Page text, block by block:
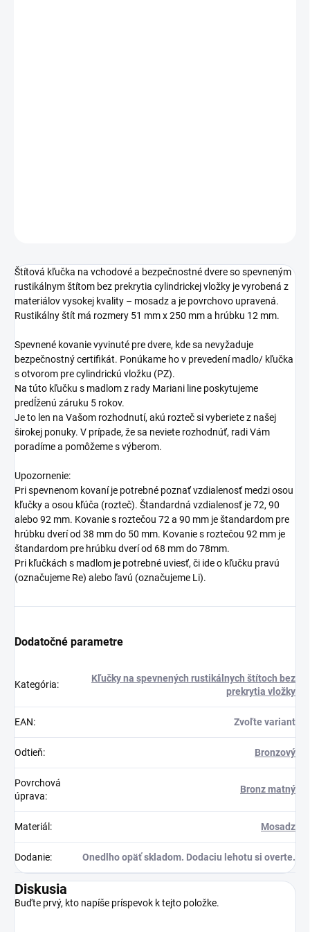
Štítová kľučka na vchodové a bezpečnostné dvere so spevneným
rustikálnym štítom bez prekrytia cylindrickej vložky je vyrobená z
materiálov vysokej kvality – mosadz a je povrchovo upravená.
Rustikálny štít má rozmery 51 mm x 250 mm a hrúbku 12 mm.
Spevnené kovanie vyvinuté pre dvere, kde sa nevyžaduje
bezpečnostný certifikát. Ponúkame ho v prevedení madlo/ kľučka
s otvorom pre cylindrickú vložku (PZ).
Na túto kľučku s madlom z rady Mariani line poskytujeme
predĺženú záruku 5 rokov.
Je to len na Vašom rozhodnutí, akú rozteč si vyberiete z našej
širokej ponuky. V prípade, že sa neviete rozhodnúť, radi Vám
poradíme a pomôžeme s výberom.
Upozornenie:
Pri spevnenom kovaní je potrebné poznať vzdialenosť medzi osou
kľučky a osou kľúča (rozteč). Štandardná vzdialenosť je 72, 90
alebo 92 mm. Kovanie s roztečou 72 a 90 mm je štandardom pre
hrúbku dverí od 38 mm do 50 mm. Kovanie s roztečou 92 mm je
štandardom pre hrúbku dverí od 68 mm do 78mm.
Pri kľučkách s madlom je potrebné uviesť, či ide o kľučku pravú
(označujeme Re) alebo ľavú (označujeme Li).
Dodatočné parametre
Kategória:
Kľučky na spevnených rustikálnych štítoch bez
prekrytia vložky
EAN: Zvoľte variant
Odtieň: Bronzový
Povrchová
úprava:
Bronz matný
Materiál : Mosadz
Dodanie: Onedlho opäť skladom. Dodaciu lehotu si overte.
Diskusia
Buďte prvý, kto napíše príspevok k tejto položke.